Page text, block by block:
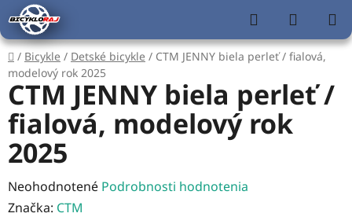
Prejsť
na
obsah
Hľadať
KOŠÍK
Domov
/ Bicykle / Detské bicykle / CTM JENNY biela perleť / fialová,
modelový rok 2025
CTM JENNY biela perleť /
fialová, modelový rok
2025
Priemerné
hodnotenie
Neohodnotené Podrobnosti hodnotenia
Značka: CTM